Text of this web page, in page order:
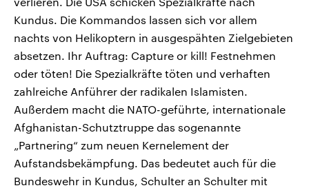
Kundus. Die Kommandos lassen sich vor allem
nachts von Helikoptern in ausgespähten Zielgebieten
absetzen. Ihr Auftrag: Capture or kill! Festnehmen
oder töten! Die Spezialkräfte töten und verhaften
zahlreiche Anführer der radikalen Islamisten.
Außerdem macht die NATO-geführte, internationale
Afghanistan-Schutztruppe das sogenannte
„Partnering“ zum neuen Kernelement der
Aufstandsbekämpfung. Das bedeutet auch für die
Bundeswehr in Kundus, Schulter an Schulter mit